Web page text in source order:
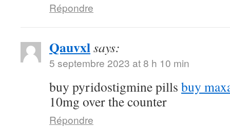
Répondre
Qauvxlsays:
5 septembre 2023 at 8 h 10 min
buy pyridostigmine pills buy
10mg over the counter
Répondre